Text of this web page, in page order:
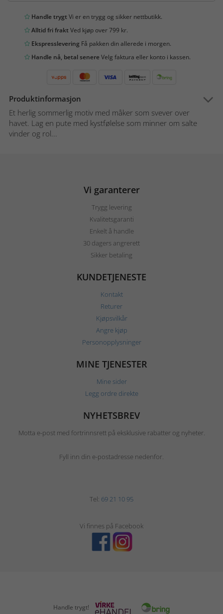
Handle trygtVi er en trygg og sikker nettbutikk.
Alltid fri fraktVed kjøp over 799 kr.
Ekspresslevering Få pakken din allerede i morgen.
Handle nå, betal senereVelg faktura eller konto i kassen.
Produktinformasjon
Et herlig sommerlig motiv med måker som svever over
havet. Lag en pute med kystfølelse som minner om salte
vinder og rol...
Vi garanterer
Trygg levering
Kvalitetsgaranti
Enkelt å handle
30 dagers angrerett
Sikker betaling
KUNDETJENESTE
Kontakt
Returer
Kjøpsvilkår
Angre kjøp
Personopplysninger
MINE TJENESTER
Mine sider
Legg ordre direkte
NYHETSBREV
Motta e-post med fortrinnsrett på eksklusive rabatter og nyheter.
Fyll inn din e-postadresse nedenfor.
Tel: 69 21 10 95
Vi finnes på Facebook
Handle trygt!